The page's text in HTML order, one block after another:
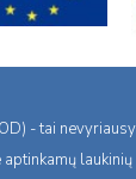
- tai
laukinių